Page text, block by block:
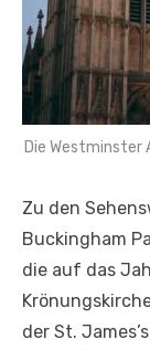
Die Westminster
Zu den
Buckingham
die auf das
der St.